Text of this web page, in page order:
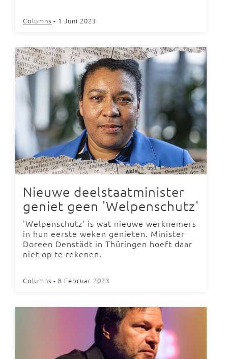
Columns - 1 Juni 2023
Nieuwe deelstaatminister
geniet geen 'Welpenschutz'
'Welpenschutz' is wat nieuwe werknemers
in hun eerste weken genieten. Minister
Doreen Denstädt in Thüringen hoeft daar
niet op te rekenen.
Columns - 8 Februar 2023